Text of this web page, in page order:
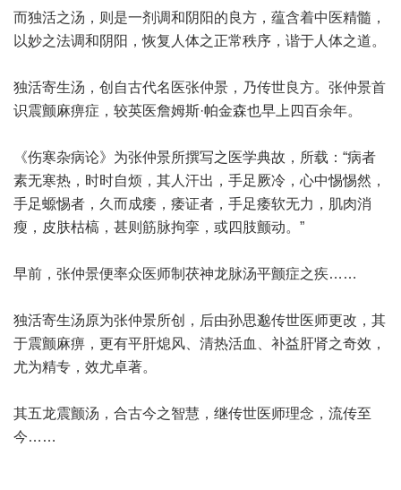
而独活之汤，则是一剂调和阴阳的良方，蕴含着中医精髓，
以妙之法调和阴阳，恢复人体之正常秩序，谐于人体之道。
独活寄生汤，创自古代名医张仲景，乃传世良方。张仲景首
识震颤麻痹症，较英医詹姆斯·帕金森也早上四百余年。
《伤寒杂病论》为张仲景所撰写之医学典故，所载：“病者
素无寒热，时时自烦，其人汗出，手足厥冷，心中惕惕然，
手足螈惕者，久而成痿，痿证者，手足痿软无力，肌肉消
瘦，皮肤枯槁，甚则筋脉拘挛，或四肢颤动。”
早前，张仲景便率众医师制茯神龙脉汤平颤症之疾……
独活寄生汤原为张仲景所创，后由孙思邈传世医师更改，其
于震颤麻痹，更有平肝熄风、清热活血、补益肝肾之奇效，
尤为精专，效尤卓著。
其五龙震颤汤，合古今之智慧，继传世医师理念，流传至
今……